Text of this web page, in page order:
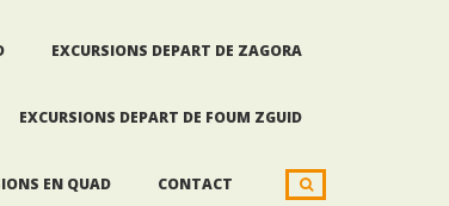
EXCURSIONS DEPART DE ZAGORA
EXCURSIONS DEPART DE FOUM ZGUID
EN QUAD CONTACT